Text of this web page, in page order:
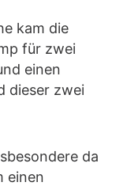
kam die
für zwei
einen
dieser zwei
da
einen